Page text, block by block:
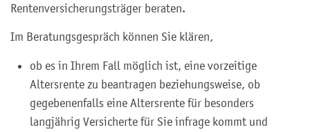
Rentenversicherungsträger beraten.
Im Beratungsgespräch können Sie klären,
ob es in Ihrem Fall möglich ist, eine vorzeitige
Altersrente zu beantragen beziehungsweise, ob
gegebenenfalls eine Altersrente für besonders
langjährig Versicherte für Sie infrage kommt und